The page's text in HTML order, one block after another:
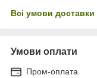
Всі умови доставки
Умови оплати
Пром-оплата